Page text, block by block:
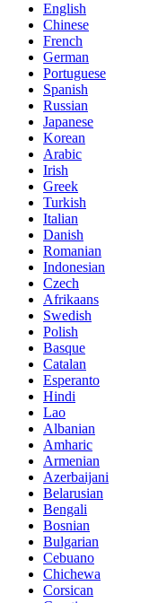
English
Chinese
French
German
Portuguese
Spanish
Russian
Japanese
Korean
Arabic
Irish
Greek
Turkish
Italian
Danish
Romanian
Indonesian
Czech
Afrikaans
Swedish
Polish
Basque
Catalan
Esperanto
Hindi
Lao
Albanian
Amharic
Armenian
Azerbaijani
Belarusian
Bengali
Bosnian
Bulgarian
Cebuano
Chichewa
Corsican